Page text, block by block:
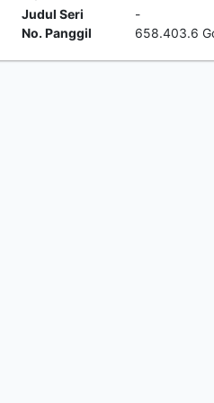
Judul Seri
-
No. Panggil
658.403.6